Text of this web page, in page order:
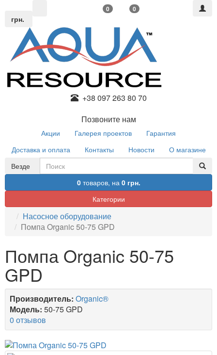
грн.
0 0
+38 097 263 80 70
Позвоните нам
Акции Галерея проектов
Гарантия
Доставка и оплата
Контакты Новости
О магазине
Везде
0товаров, на 0 грн.
Категории
Насосное оборудование
Помпа Organic 50-75 GPD
Помпа Organic 50-75
GPD
Производитель: Organic®
Модель: 50-75 GPD
0 отзывов